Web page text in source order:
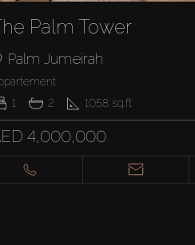
Palm Tower
Palm Jumeirah
1
2 1058 sq.ft
4,000,000